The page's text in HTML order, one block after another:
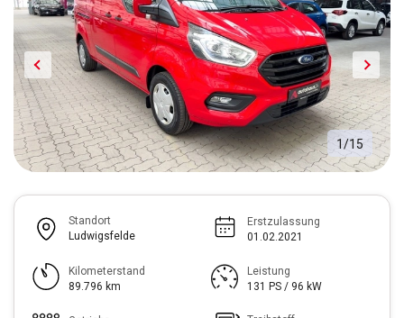
1 /15
Standort
Ludwigsfelde
Erstzulassung
01.02.2021
Kilometerstand
89.796 km
Leistung
131 PS / 96 kW